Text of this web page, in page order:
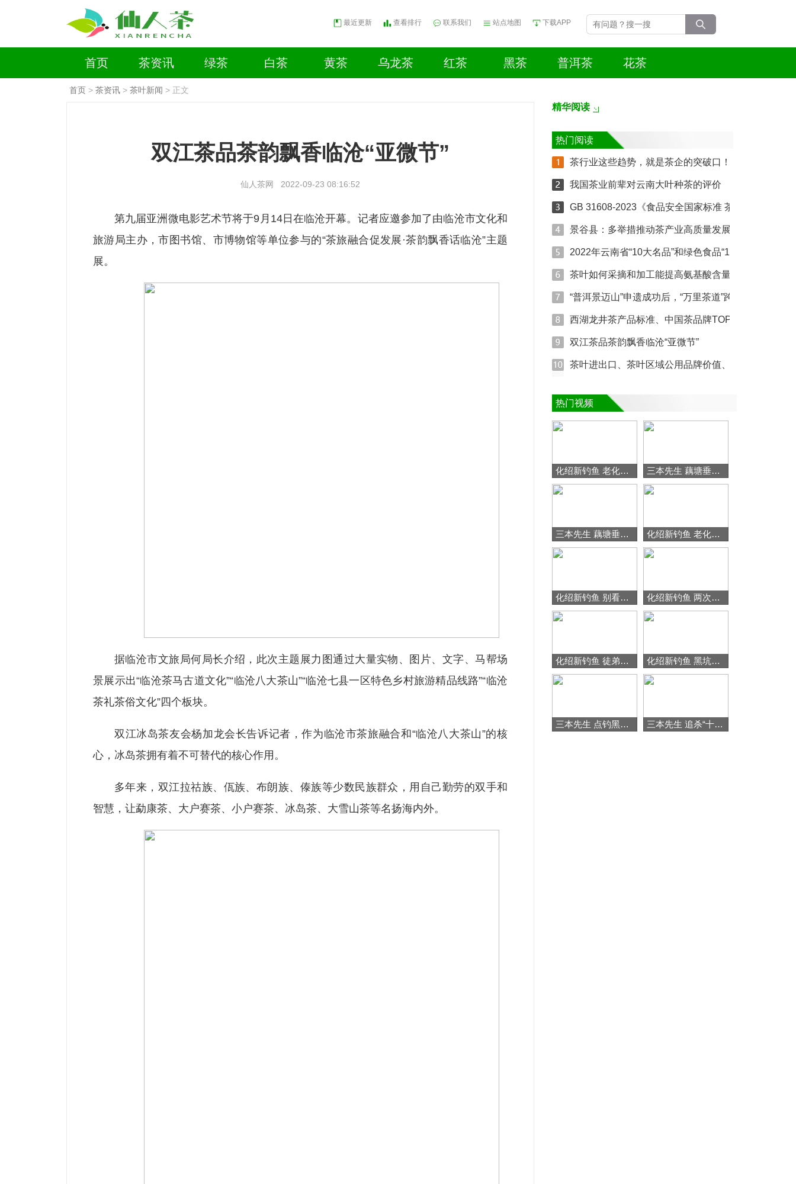
最近更新 查看排行 联系我们 站点地图 下载APP
首页 茶资讯 绿茶 白茶 黄茶 乌龙茶 红茶 黑茶 普洱茶 花茶
首页 > 茶资讯 > 茶叶新闻 > 正文
双江茶品茶韵飘香临沧“亚微节”
仙人茶网 2022-09-23 08:16:52
第九届亚洲微电影艺术节将于9月14日在临沧开幕。记者应邀参加了由临沧市文化和
旅游局主办，市图书馆、市博物馆等单位参与的“茶旅融合促发展·茶韵飘香话临沧”主题
展。
据临沧市文旅局何局长介绍，此次主题展力图通过大量实物、图片、文字、马帮场
景展示出“临沧茶马古道文化”“临沧八大茶山”“临沧七县一区特色乡村旅游精品线路”“临沧
茶礼茶俗文化”四个板块。
双江冰岛茶友会杨加龙会长告诉记者，作为临沧市茶旅融合和“临沧八大茶山”的核
心，冰岛茶拥有着不可替代的核心作用。
多年来，双江拉祜族、佤族、布朗族、傣族等少数民族群众，用自己勤劳的双手和
智慧，让勐康茶、大户赛茶、小户赛茶、冰岛茶、大雪山茶等名扬海内外。
精华阅读
热门阅读
茶行业这些趋势，就是茶企的突破口！
我国茶业前辈对云南大叶种茶的评价
GB 31608-2023《食品安全国家标准 茶叶》新标准解
景谷县：多举措推动茶产业高质量发展
2022年云南省“10大名品”和绿色食品“10强企业”是哪
茶叶如何采摘和加工能提高氨基酸含量？(图文)
“普洱景迈山”申遗成功后，“万里茶道”跨国申遗能不能
西湖龙井茶产品标准、中国茶品牌TOP10、茶饮下一
双江茶品茶韵飘香临沧“亚微节”
茶叶进出口、茶叶区域公用品牌价值、古茶树资源(图
热门视频
化绍新钓鱼 老化吐槽黑坑内幕,把钓友当傻子骗 [视频] 三本先生 藕塘垂钓小鲫鱼、下部 [视频]
三本先生 藕塘垂钓小鲫鱼、上部 [视频] 化绍新钓鱼 老化这是用了什么高招？第一竿就上鱼 [视频]
化绍新钓鱼 别看只是小水库，鱼可是一尾比一尾大 [视频] 化绍新钓鱼 两次黑漂都是拔河跑鱼 [视频]
化绍新钓鱼 徒弟这边上了一条怪鱼老化见了欣喜若狂 [视频] 化绍新钓鱼 黑坑作钓的黄金水位是多深 [视频]
三本先生 点钓黑鱼185 水库弯口点钓黑鱼 [视频] 三本先生 追杀“十三太保”预告片 [视频]